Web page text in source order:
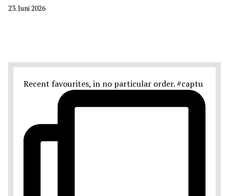
23. Juni 2026
Recent favourites, in no particular order. #captu